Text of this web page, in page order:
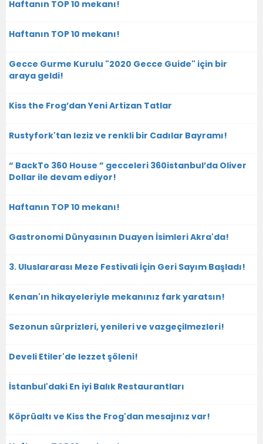
Haftanın TOP 10 mekanı!
Haftanın TOP 10 mekanı!
Gecce Gurme Kurulu "2020 Gecce Guide" için bir
araya geldi!
Kiss the Frog’dan Yeni Artizan Tatlar
Rustyfork'tan leziz ve renkli bir Cadılar Bayramı!
“ BackTo 360 House ” gecceleri 360istanbul’da Oliver
Dollar ile devam ediyor!
Haftanın TOP 10 mekanı!
Gastronomi Dünyasının Duayen İsimleri Akra'da!
3. Uluslararası Meze Festivali İçin Geri Sayım Başladı!
Kenan'ın hikayeleriyle mekanınız fark yaratsın!
Sezonun sürprizleri, yenileri ve vazgeçilmezleri!
Develi Etiler'de lezzet şöleni!
İstanbul'daki En iyi Balık Restaurantları
Köprüaltı ve Kiss the Frog'dan mesajınız var!